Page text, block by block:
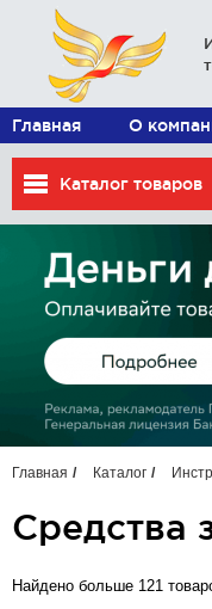
Главная О
Каталог товаров
Главная Каталог
Средства
Найдено больше 121